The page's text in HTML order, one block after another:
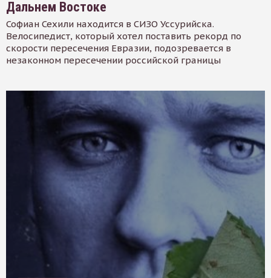
Дальнем Востоке
Софиан Сехили находится в СИЗО Уссурийска.
Велосипедист, который хотел поставить рекорд по
скорости пересечения Евразии, подозревается в
незаконном пересечении российской границы